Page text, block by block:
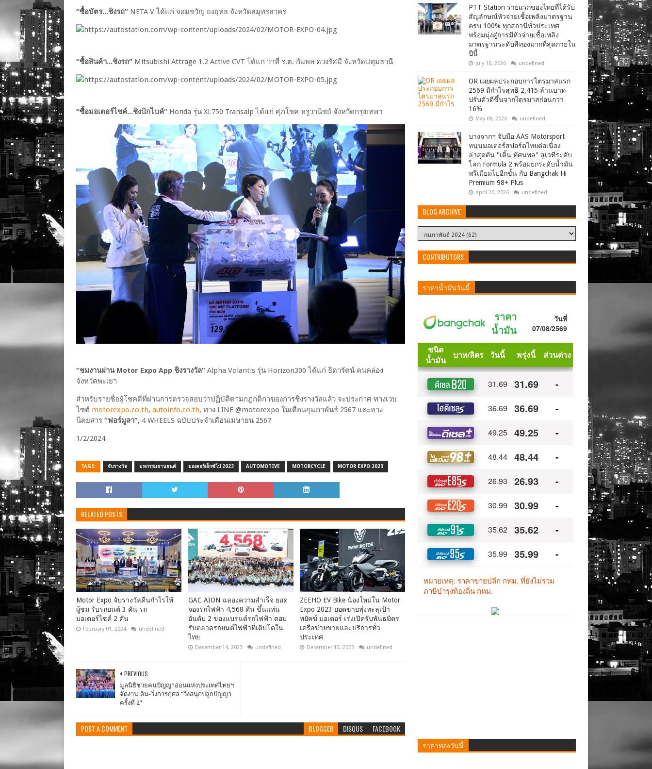
“ซื้อบัตร...ชิงรถ” NETA V ได้แก่ จอมขวัญ ยงยุทธ จังหวัดสมุทรสาคร
“ซื้อสินค้า...ชิงรถ” Mitsubishi Attrage 1.2 Active CVT ได้แก่ ว่าที่ ร.ต. กัมพล ดวงรัศมี จังหวัดปทุมธานี
“ซื้อมอเตอร์ไซค์...ชิงบิกไบค์” Honda รุ่น XL750 Transalp ได้แก่ ศุภโชค หรูวานิชย์ จังหวัดกรุงเทพฯ
“ชมงานผ่าน Motor Expo App ชิงรางวัล” Alpha Volantis รุ่น Horizon300 ได้แก่ ธิดารัตน์ คนคล่อง
จังหวัดพะเยา
สำหรับรายชื่อผู้โชคดีที่ผ่านการตรวจสอบว่าปฏิบัติตามกฎกติกาของการชิงรางวัลแล้ว จะประกาศ ทางเวบ
ไซต์ motorexpo.co.th, autoinfo.co.th, ทาง LINE @motorexpo ในเดือนกุมภาพันธ์ 2567 และทาง
นิตยสาร “ฟอร์มูลา”, 4 WHEELS ฉบับประจำเดือนเมษายน 2567
1/2/2024
TAGS: จับรางวัล มหกรรมยานยนต์ มอเตอร์เอ็กซ์โป 2023 AUTOMOTIVE MOTORCYCLE MOTOR EXPO 2023
RELATED POSTS
Motor Expo จับรางวัลคืนกำไรให้
ผู้ชม รับรถยนต์ 3 คัน รถ
มอเตอร์ไซค์ 2 คัน
February 01, 2024 undefined
GAC AION ฉลองความสำเร็จ ยอด
จองรถไฟฟ้า 4,568 คัน ขึ้นแท่น
อันดับ 2 ของแบรนด์รถไฟฟ้า ตอบ
รับตลาดรถยนต์ไฟฟ้าที่เติบโตใน
ไทย
December 14, 2023 undefined
ZEEHO EV Bike น้องใหม่ใน Motor
Expo 2023 ยอดขายพุ่งทะลุเป้า
พยัคฆ์ มอเตอร์ เร่งเปิดรับพันธมิตร
เครือข่ายขายและบริการทั่ว
ประเทศ
December 13, 2023 undefined
PREVIOUS
มูลนิธิช่วยคนปัญญาอ่อนแห่งประเทศไทยฯ
จัดงานเดิน-วิ่งการกุศล “วิ่งสนุกปลูกปัญญา
ครั้งที่ 2”
POST A COMMENT BLOGGER DISQUS FACEBOOK
PTT Station รายแรกของไทยที่ได้รับ
สัญลักษณ์หัวจ่ายเชื้อเพลิงมาตรฐาน
ครบ 100% ทุกสถานีทั่วประเทศ
พร้อมมุ่งสู่การมีหัวจ่ายเชื้อเพลิง
มาตรฐานระดับสีทองมากที่สุดภายใน
ปีนี้
July 10, 2026 undefined
OR เผยผลประกอบการไตรมาสแรก
2569 มีกำไรสุทธิ 2,415 ล้านบาท
ปรับตัวดีขึ้นจากไตรมาสก่อนกว่า
16%
May 08, 2026 undefined
บางจากฯ จับมือ AAS Motorsport
หนุนมอเตอร์สปอร์ตไทยต่อเนื่อง
ล่าสุดดัน "เติ้น ทัศนพล" สู่เวทีระดับ
โลก Formula 2 พร้อมยกระดับน้ำมัน
พรีเมียมไปอีกขั้น กับ Bangchak Hi
Premium 98+ Plus
April 20, 2026 undefined
BLOG ARCHIVE
CONTRIBUTORS
ราคาน้ำมันวันนี้
ราคาทองวันนี้